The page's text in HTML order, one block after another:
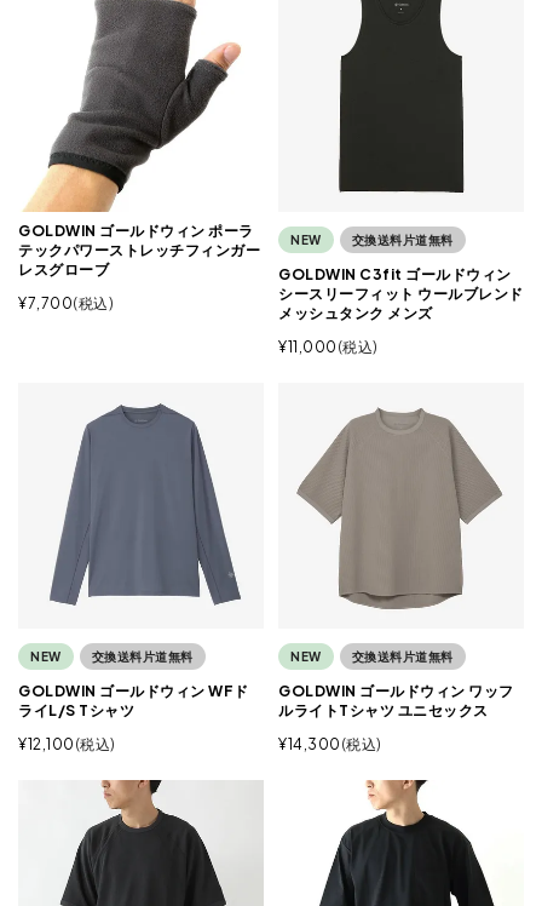
GOLDWIN ゴールドウィン ポーラ
テックパワーストレッチフィンガー
レスグローブ
¥7,700 税込
NEW 交換送料片道無料
GOLDWIN C3fit ゴールドウィン
シースリーフィット ウールブレンド
メッシュタンク メンズ
¥11,000 税込
NEW 交換送料片道無料
GOLDWIN ゴールドウィン WFド
ライL/S Tシャツ
¥12,100 税込
NEW 交換送料片道無料
GOLDWIN ゴールドウィン ワッフ
ルライトTシャツ ユニセックス
¥14,300 税込